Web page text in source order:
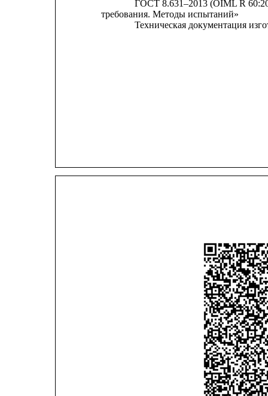
ГОСТ 8.631–2013 (OIML R
требования. Методы испытаний»
Техническая документация